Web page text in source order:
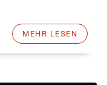
MEHR LESEN